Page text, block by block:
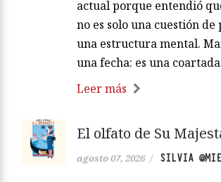
pueda aplicarse todavía a
administrativa. Esa
pero demasiado pequeña.
actual porque entendió
no es solo una cuestión de
una fecha: es una
Leer más